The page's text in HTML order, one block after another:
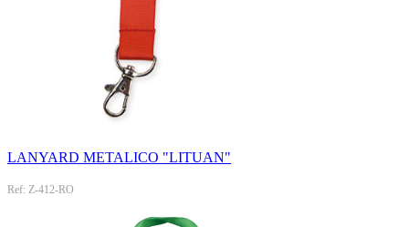
LANYARD METALICO "LITUAN"
Ref: Z-412-RO